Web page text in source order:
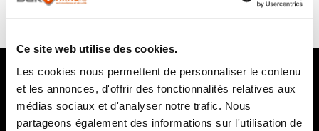
Ce site web utilise des cookies.
Les cookies nous permettent de personnaliser le contenu
et les annonces, d'offrir des fonctionnalités relatives aux
médias sociaux et d'analyser notre trafic. Nous
partageons également des informations sur l'utilisation de
Notre newsletter
Recevez par e-mail notre actualité avec les promos du
moment et les nouveautés en avant-première